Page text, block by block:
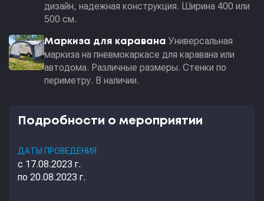
дизайн, надежная конструкция. Ширина 400 или
500 см.
Маркиза для каравана Универсальная
маркиза на пневмокаркасе для каравана или
автодома. Различные размеры. Стенки по
периметру. В наличии.
Подробности о мероприятии
ДАТЫ ПРОВЕДЕНИЯ
с 17.08.2023 г.
по 20.08.2023 г.